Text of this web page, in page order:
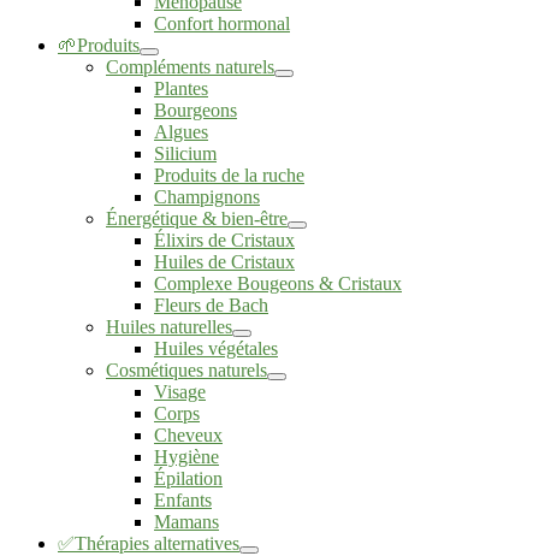
Confort hormonal
🌱Produits
Compléments naturels
Plantes
Bourgeons
Algues
Silicium
Produits de la ruche
Champignons
Énergétique & bien-être
Élixirs de Cristaux
Huiles de Cristaux
Complexe Bougeons & Cristaux
Fleurs de Bach
Huiles naturelles
Huiles végétales
Cosmétiques naturels
Visage
Corps
Cheveux
Hygiène
Épilation
Enfants
Mamans
✅Thérapies alternatives